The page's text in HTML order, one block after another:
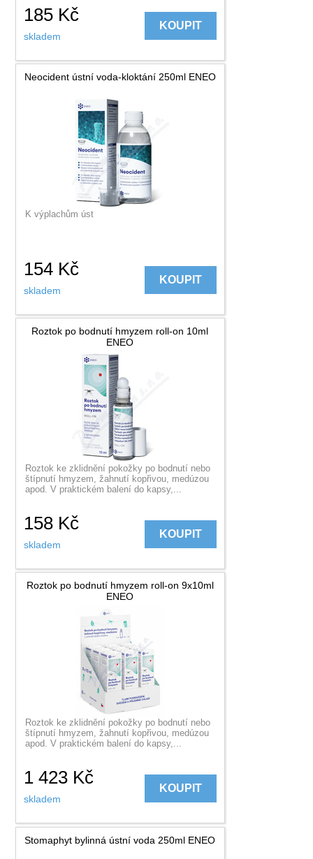
185 Kč
skladem
KOUPIT
Neocident ústní voda-kloktání 250ml ENEO
K výplachům úst
154 Kč
skladem
KOUPIT
Roztok po bodnutí hmyzem roll-on 10ml
ENEO
Roztok ke zklidnění pokožky po bodnutí nebo
štípnutí hmyzem, žahnutí kopřivou, medúzou
apod. V praktickém balení do kapsy,...
158 Kč
skladem
KOUPIT
Roztok po bodnutí hmyzem roll-on 9x10ml
ENEO
Roztok ke zklidnění pokožky po bodnutí nebo
štípnutí hmyzem, žahnutí kopřivou, medúzou
apod. V praktickém balení do kapsy,...
1 423 Kč
skladem
KOUPIT
Stomaphyt bylinná ústní voda 250ml ENEO